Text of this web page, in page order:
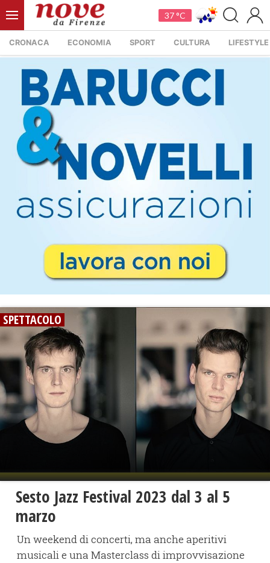
37 °C
CRONACA ECONOMIA SPORT CULTURA LIFESTYLE
SPETTACOLO
Sesto Jazz Festival 2023 dal 3 al 5
marzo
Un weekend di concerti, ma anche aperitivi
musicali e una Masterclass di improvvisazione